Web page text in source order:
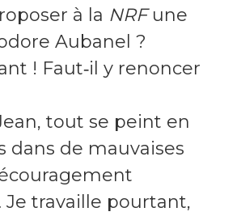
à la NRFune
Aubanel ?
! Faut‑il y renoncer
tout se peint en
dans de mauvaises
travaille pourtant,